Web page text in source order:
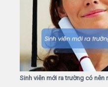
Sinh viên mới ra trường có nên